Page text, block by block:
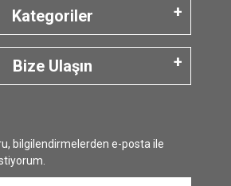
Kategoriler
Bize Ulaşın
bilgilendirmelerden e-posta ile